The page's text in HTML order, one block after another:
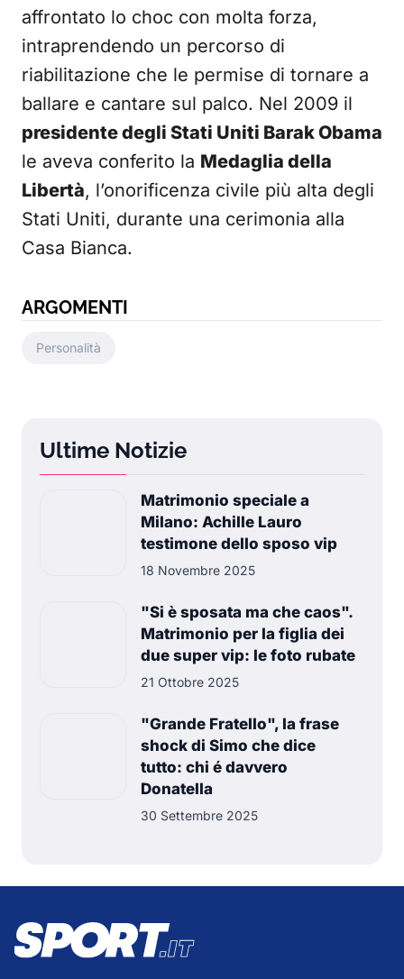
affrontato lo choc con molta forza,
intraprendendo un percorso di
riabilitazione che le permise di tornare a
ballare e cantare sul palco. Nel 2009 il
presidente degli Stati Uniti Barak Obama
le aveva conferito la Medaglia della
Libertà, l’onorificenza civile più alta degli
Stati Uniti, durante una cerimonia alla
Casa Bianca.
ARGOMENTI
Personalità
Ultime Notizie
Matrimonio speciale a
Milano: Achille Lauro
testimone dello sposo vip
18 Novembre 2025
"Si è sposata ma che caos".
Matrimonio per la figlia dei
due super vip: le foto rubate
21 Ottobre 2025
"Grande Fratello", la frase
shock di Simo che dice
tutto: chi é davvero
Donatella
30 Settembre 2025